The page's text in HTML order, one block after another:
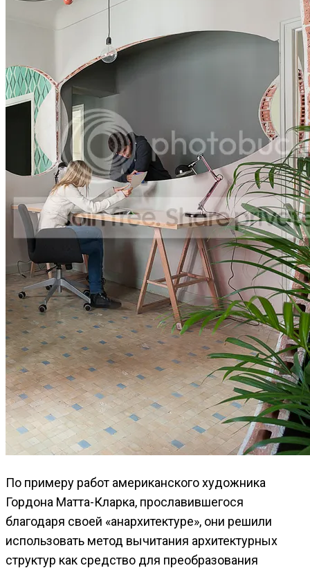
По примеру работ американского художника
Гордона Матта-Кларка, прославившегося
благодаря своей «анархитектуре», они решили
использовать метод вычитания архитектурных
структур как средство для преобразования